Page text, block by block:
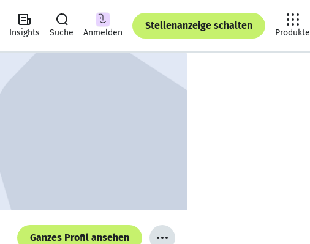
Insights Suche Anmelden
Stellenanzeige schalten
Produkte
Ganzes Profil ansehen